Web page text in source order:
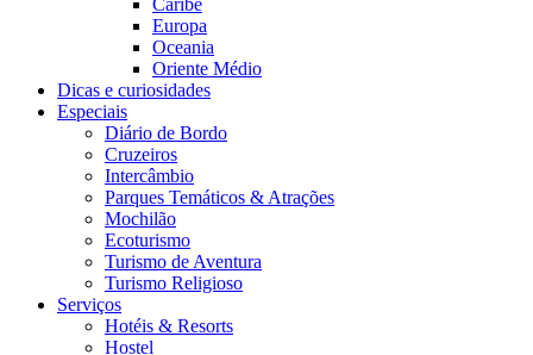
Caribe
Europa
Oceania
Oriente Médio
Dicas e curiosidades
Especiais
Diário de Bordo
Cruzeiros
Intercâmbio
Parques Temáticos & Atrações
Mochilão
Ecoturismo
Turismo de Aventura
Turismo Religioso
Serviços
Hotéis & Resorts
Hostel